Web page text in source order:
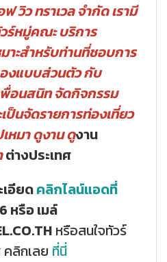
วิว ทราเวล จำกัด เรามี
ร์หมู่คณะ บริการ
าะสำหรับท่านที่ชอบการ
องแบบส่วนตัว กับ
อนสนิท จัดกิจกรรม
ป็นจัดรายการท่องเที่ยว
หมา ดูงาน ดูงาน
ต่างประเทศ
อียดคลิกไลน์แอดที่
หรือ เมล์
หรือสนใจทัวร์
คลิกเลย ที่นี่